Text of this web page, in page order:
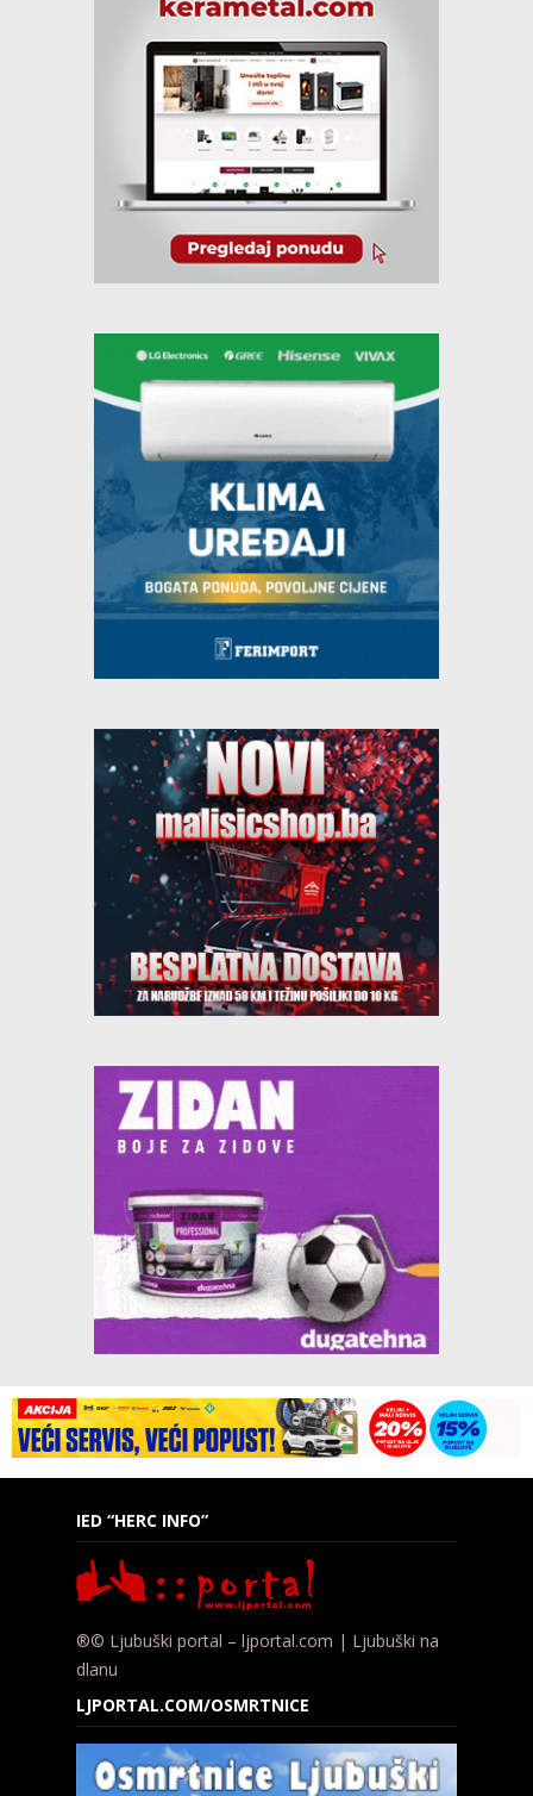
IED “HERC INFO”
®© Ljubuški portal – ljportal.com | Ljubuški na
dlanu
LJPORTAL.COM/OSMRTNICE